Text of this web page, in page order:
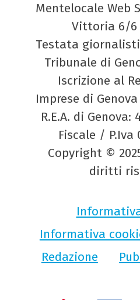
Mentelocale Web
Vittoria 6/6
Testata
Tribunale di
Iscrizione al
Imprese di Genova
R.E.A. di Genova:
Fiscale / P.Iva
Copyright ©
diritti
Informativa
Redazione